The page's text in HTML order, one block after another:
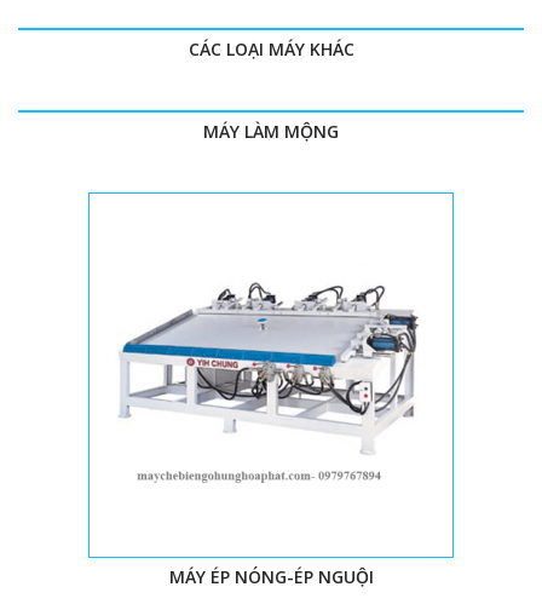
CÁC LOẠI MÁY KHÁC
MÁY LÀM MỘNG
MÁY ÉP NÓNG-ÉP NGUỘI